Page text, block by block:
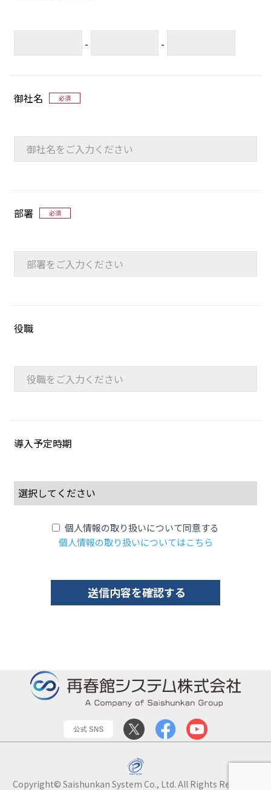
- -
御社名 必須
部署 必須
役職
導入予定時期
個人情報の取り扱いについて同意する
個人情報の取り扱いについてはこちら
Copyright© Saishunkan System Co., Ltd. All Rights Reserved.